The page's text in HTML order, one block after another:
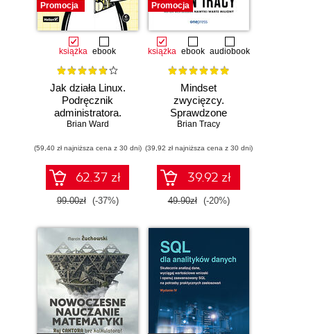
Promocja
książka ebook
Jak działa Linux.
Podręcznik
administratora.
Wydanie III
Brian Ward
(59,40 zł najniższa cena z 30 dni)
62.37 zł
99.00zł (-37%)
Promocja
książka ebook audiobook
Mindset
zwycięzcy.
Sprawdzone
strategie na drodze
Brian Tracy
(39,92 zł najniższa cena z 30 dni)
39.92 zł
49.90zł (-20%)